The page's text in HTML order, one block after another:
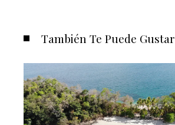
También Te Puede Gustar